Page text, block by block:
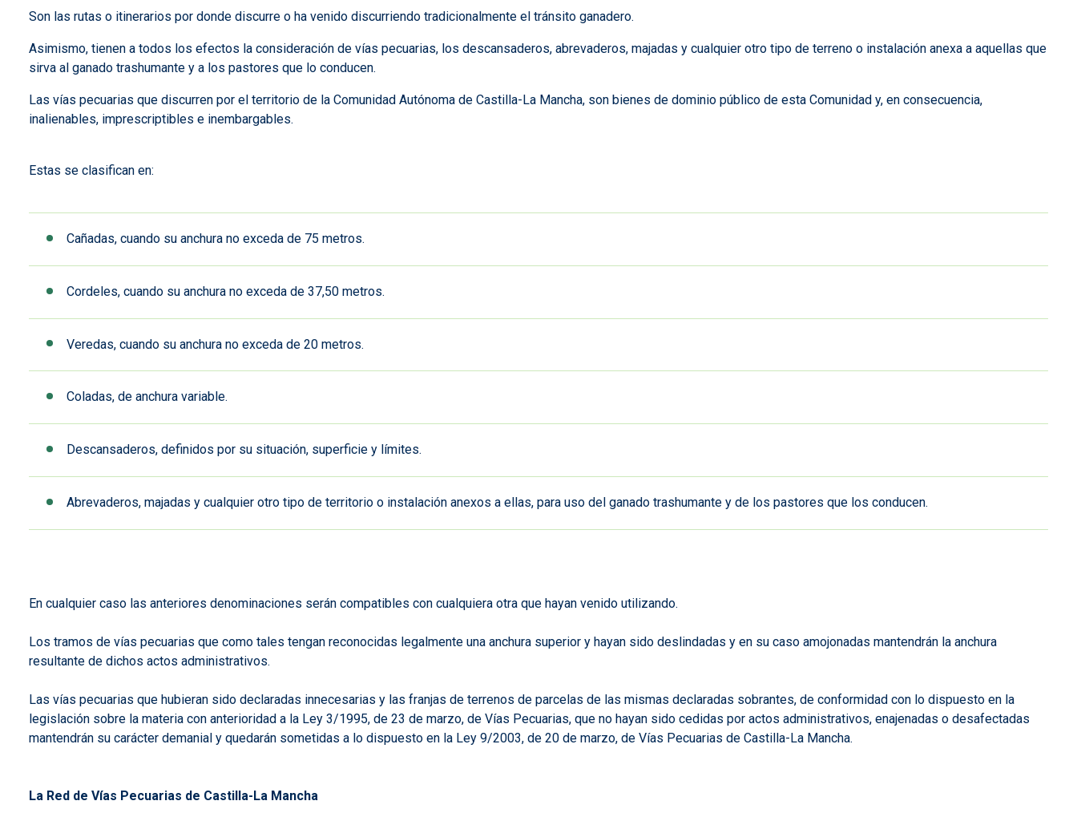
Son las rutas o itinerarios por donde discurre o ha venido discurriendo tradicionalmente el tránsito ganadero.
Asimismo, tienen a todos los efectos la consideración de vías pecuarias, los descansaderos, abrevaderos, majadas y cualquier otro tipo de terreno o instalación anexa a aquellas que
sirva al ganado trashumante y a los pastores que lo conducen.
Las vías pecuarias que discurren por el territorio de la Comunidad Autónoma de Castilla-La Mancha, son bienes de dominio público de esta Comunidad y, en consecuencia,
inalienables, imprescriptibles e inembargables.
Estas se clasifican en:
Cañadas, cuando su anchura no exceda de 75 metros.
Cordeles, cuando su anchura no exceda de 37,50 metros.
Veredas, cuando su anchura no exceda de 20 metros.
Coladas, de anchura variable.
Descansaderos, definidos por su situación, superficie y límites.
Abrevaderos, majadas y cualquier otro tipo de territorio o instalación anexos a ellas, para uso del ganado trashumante y de los pastores que los conducen.
En cualquier caso las anteriores denominaciones serán compatibles con cualquiera otra que hayan venido utilizando.
Los tramos de vías pecuarias que como tales tengan reconocidas legalmente una anchura superior y hayan sido deslindadas y en su caso amojonadas mantendrán la anchura
resultante de dichos actos administrativos.
Las vías pecuarias que hubieran sido declaradas innecesarias y las franjas de terrenos de parcelas de las mismas declaradas sobrantes, de conformidad con lo dispuesto en la
legislación sobre la materia con anterioridad a la Ley 3/1995, de 23 de marzo, de Vías Pecuarias, que no hayan sido cedidas por actos administrativos, enajenadas o desafectadas
mantendrán su carácter demanial y quedarán sometidas a lo dispuesto en la Ley 9/2003, de 20 de marzo, de Vías Pecuarias de Castilla-La Mancha.
La Red de Vías Pecuarias de Castilla-La Mancha